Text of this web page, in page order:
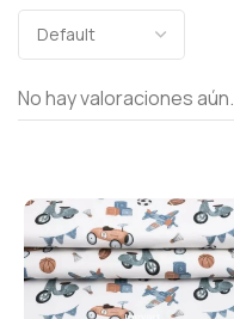
No hay valoraciones aún.